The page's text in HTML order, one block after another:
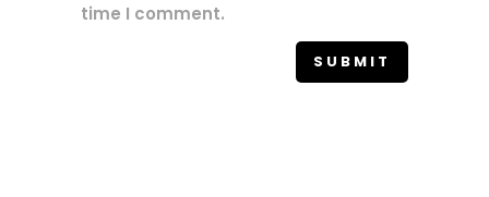
time I comment.